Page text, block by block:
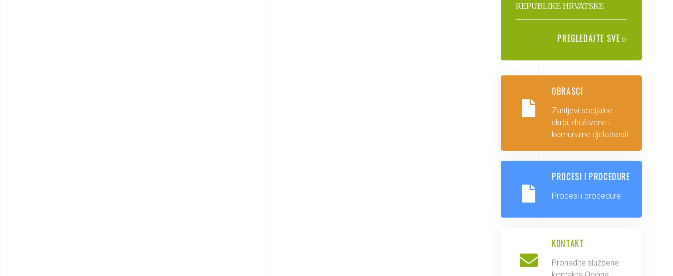
REPUBLIKE HRVATSKE
PREGLEDAJTE SVE
OBRASCI
Zahtjevi socijalne
skrbi, društvene i
komunalne djelatnosti
PROCESI I PROCEDURE
Procesi i procedure
KONTAKT
Pronađite službene